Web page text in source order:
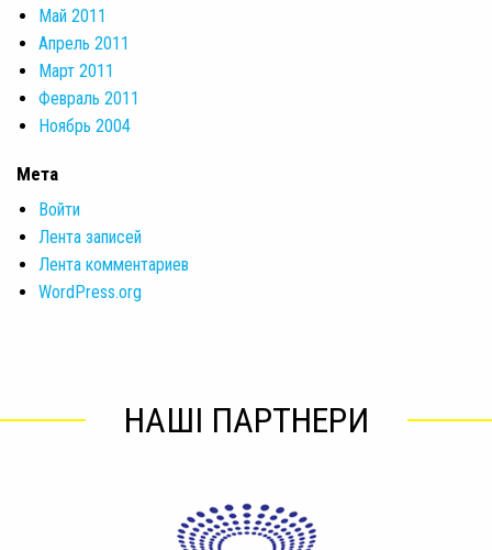
Май 2011
Апрель 2011
Март 2011
Февраль 2011
Ноябрь 2004
Мета
Войти
Лента записей
Лента комментариев
WordPress.org
НАШІ ПАРТНЕРИ